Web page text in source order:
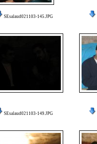
SEsalaud021103-145.JPG
SEsalaud021103-149.JPG